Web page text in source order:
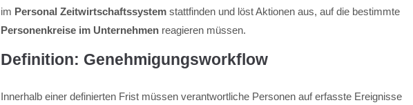
im Personal Zeitwirtschaftssystem stattfinden und löst Aktionen aus, auf die bestimmte
Personenkreise im Unternehmen reagieren müssen.
Definition: Genehmigungsworkflow
Innerhalb einer definierten Frist müssen verantwortliche Personen auf erfasste Ereignisse